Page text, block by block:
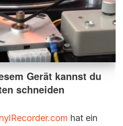
Gerät kannst du
schneiden
hat ein